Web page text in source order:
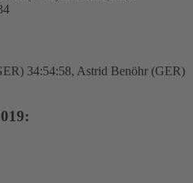
34:54:58, Astrid Benöhr (GER)